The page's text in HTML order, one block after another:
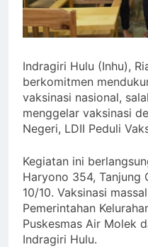
Indragiri Hulu (Inhu),
berkomitmen
vaksinasi nasional,
menggelar vaksinasi
Negeri, LDII Peduli
Kegiatan ini
Haryono 354, Tanjung
10/10. Vaksinasi
Pemerintahan
Puskesmas Air Molek
Indragiri Hulu.